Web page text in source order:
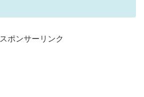
スポンサーリンク